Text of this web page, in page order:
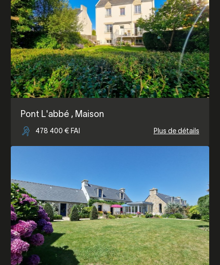
Pont L'abbé , Maison
478 400 € FAI Plus de détails